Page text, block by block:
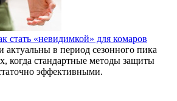
стать «невидимкой» для комаров
в период сезонного пика
когда стандартные методы защиты
эффективными.